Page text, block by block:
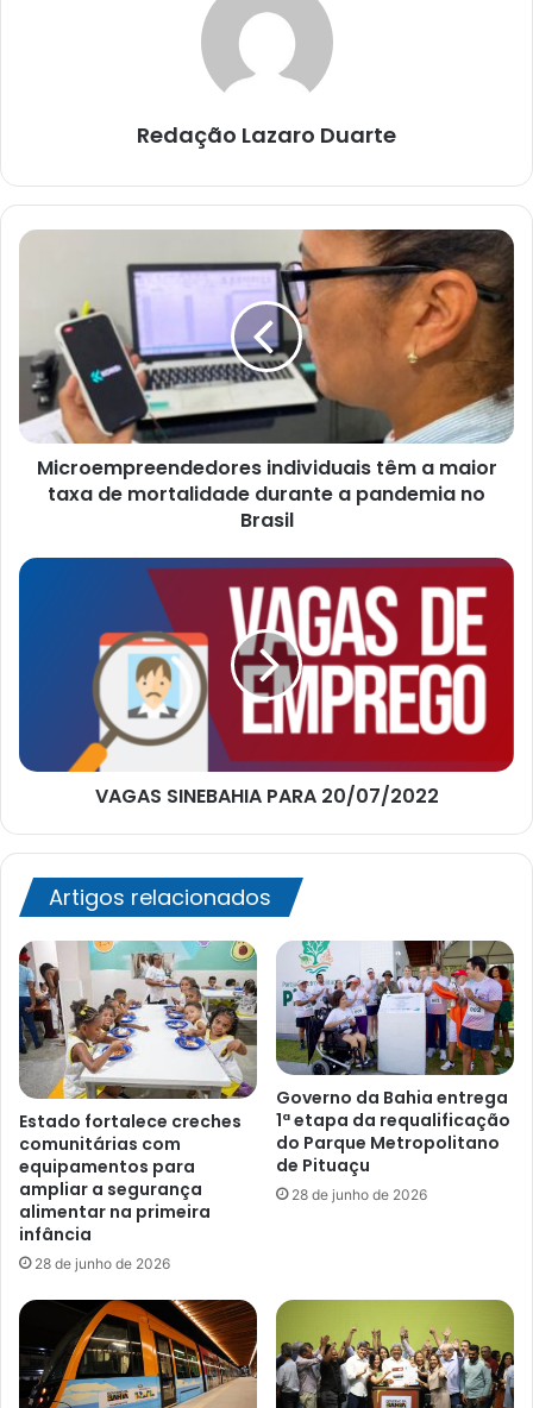
Redação Lazaro Duarte
Microempreendedores
maior
taxa
de
mortalidade
durante
pandemia
Microempreendedores individuais têm a maior
taxa de mortalidade durante a pandemia no
Brasil
VAGAS
20/07/2022
VAGAS SINEBAHIA PARA 20/07/2022
Artigos relacionados
Estado fortalece creches
comunitárias com
equipamentos para
ampliar a segurança
alimentar na primeira
infância
28 de junho de 2026
Governo da Bahia entrega
1ª etapa da requalificação
do Parque Metropolitano
de Pituaçu
28 de junho de 2026